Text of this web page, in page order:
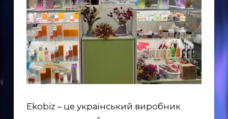
Ekobiz – це український виробник